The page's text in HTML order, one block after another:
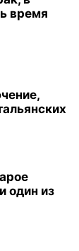
время
один из